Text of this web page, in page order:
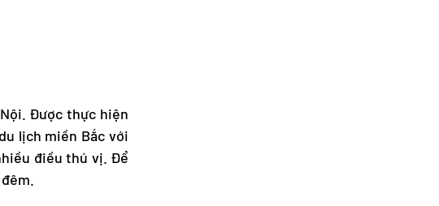
Nội. Được thực hiện
lịch miền Bắc với
điều thú vị. Để